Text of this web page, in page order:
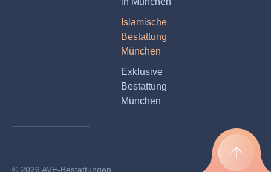
Islamische
Bestattung
München
Exklusive
Bestattung
München
© 2026 AVE-Bestattungen